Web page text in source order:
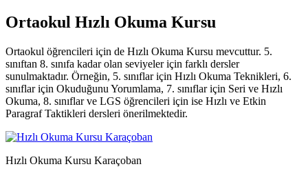
Ortaokul Hızlı Okuma Kursu
Ortaokul öğrencileri için de Hızlı Okuma Kursu mevcuttur. 5.
sınıftan 8. sınıfa kadar olan seviyeler için farklı dersler
sunulmaktadır. Örneğin, 5. sınıflar için Hızlı Okuma Teknikleri, 6.
sınıflar için Okuduğunu Yorumlama, 7. sınıflar için Seri ve Hızlı
Okuma, 8. sınıflar ve LGS öğrencileri için ise Hızlı ve Etkin
Paragraf Taktikleri dersleri önerilmektedir.
Hızlı Okuma Kursu Karaçoban